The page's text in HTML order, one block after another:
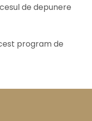
de depunere
program de